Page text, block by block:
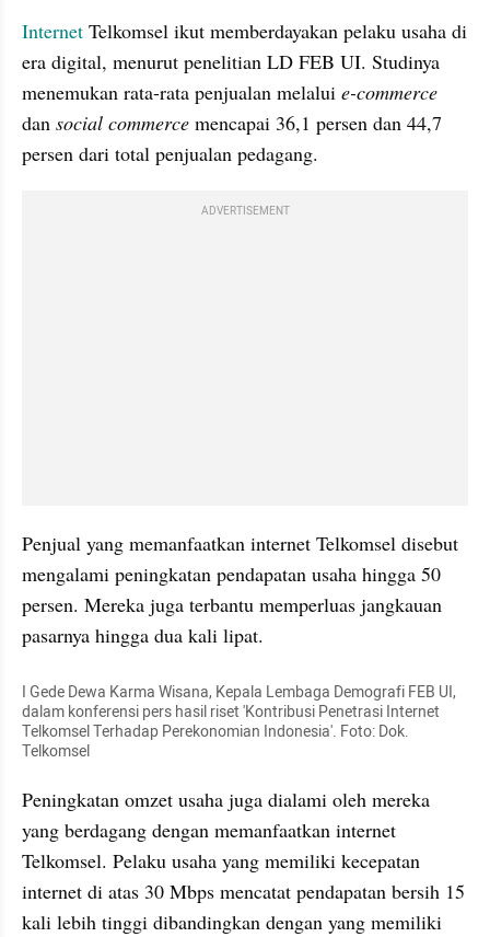
Internet Telkomsel ikut memberdayakan pelaku usaha di
era digital, menurut penelitian LD FEB UI. Studinya
menemukan rata-rata penjualan melalui e-commerce
dan social commerce mencapai 36,1 persen dan 44,7
persen dari total penjualan pedagang.
ADVERTISEMENT
Penjual yang memanfaatkan internet Telkomsel disebut
mengalami peningkatan pendapatan usaha hingga 50
persen. Mereka juga terbantu memperluas jangkauan
pasarnya hingga dua kali lipat.
I Gede Dewa Karma Wisana, Kepala Lembaga Demografi FEB UI,
dalam konferensi pers hasil riset 'Kontribusi Penetrasi Internet
Telkomsel Terhadap Perekonomian Indonesia'. Foto: Dok.
Telkomsel
Peningkatan omzet usaha juga dialami oleh mereka
yang berdagang dengan memanfaatkan internet
Telkomsel. Pelaku usaha yang memiliki kecepatan
internet di atas 30 Mbps mencatat pendapatan bersih 15
kali lebih tinggi dibandingkan dengan yang memiliki